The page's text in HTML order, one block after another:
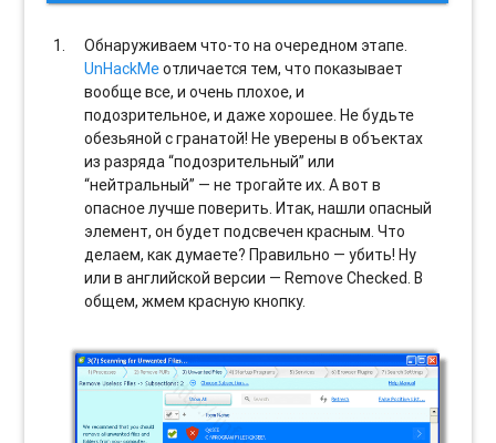
Обнаруживаем что-то на очередном этапе.
UnHackMeотличается тем, что показывает
вообще все, и очень плохое, и
подозрительное, и даже хорошее. Не будьте
обезьяной с гранатой! Не уверены в объектах
из разряда “подозрительный” или
“нейтральный” — не трогайте их. А вот в
опасное лучше поверить. Итак, нашли опасный
элемент, он будет подсвечен красным. Что
делаем, как думаете? Правильно — убить! Ну
или в английской версии — Remove Checked. В
общем, жмем красную кнопку.